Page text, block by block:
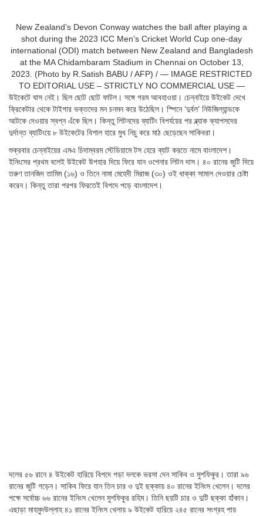
New Zealand’s Devon Conway watches the ball after playing a
shot during the 2023 ICC Men’s Cricket World Cup one-day
international (ODI) match between New Zealand and Bangladesh
at the MA Chidambaram Stadium in Chennai on October 13,
2023. (Photo by R.Satish BABU / AFP) / — IMAGE RESTRICTED
TO EDITORIAL USE – STRICTLY NO COMMERCIAL USE —
উইকেটে ঘাস নেই। ছিল ছোট ছোট ফাটল। সঙ্গে গরম আবহাওয়া। চেন্নাইয়ে উইকেট দেখে
ক্রিকেটার থেকে টাইগার ভক্তদের মন চনমন করে উঠেছিল। স্পিনে ‘দুর্বল’ নিউজিল্যান্ডকে
আটকে দেওয়ার স্বপ্ন এঁকে ছিল। কিন্তু লিটনদের ব্যাটিং বিপর্যয়ের পর ব্ল্যাক ক্যাপসদের
দুর্দান্ত ব্যাটিংয়ে ৮ উইকেটের বিশাল হারে মুখ নিচু করে মাঠ ছেড়েছেন সাকিবরা।
শুক্রবার চেন্নাইয়ের এমএ চিদাম্বরম স্টেডিয়ামে টস হেরে ব্যাট করতে নামে বাংলাদেশ।
ইনিংসের প্রথম বলেই উইকেট উপহার দিয়ে ফিরে যান ওপেনার লিটন দাস। ৪০ রানের জুটি দিয়ে
তরুণ তানজিদ তামিম (১৬) ও তিনে নামা মেহেদী মিরাজ (৩০) ওই ধাক্কা সামাল দেওয়ার চেষ্টা
করেন। কিন্তু তারা পরপর ফিরতেই বিপদে পড়ে বাংলাদেশ।
দলের ৫৬ রানে ৪ উইকেট হারিয়ে বিপদে পড়া দলকে ভরসা দেন সাকিব ও মুশফিকুর। তারা ৯৬
রানের জুটি গড়েন। সাকিব ফিরে যান তিন চার ও দুই ছক্কায় ৪০ রানের ইনিংস খেলেন। দলের
পক্ষে সর্বোচ্চ ৬৬ রানের ইনিংস খেলেন মুশফিকুর রহিম। তিনি ছয়টি চার ও দুটি ছক্কা হাঁকান।
এছাড়া মাহমুদউল্লাহ ৪১ রানের ইনিংস খেলায় ৯ উইকেট হারিয়ে ২৪৫ রানের সংগ্রহ পায়